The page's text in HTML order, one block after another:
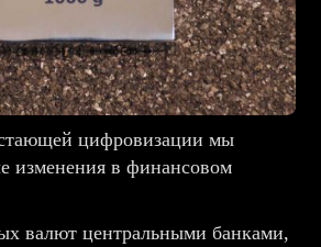
цифровизации мы
изменения в финансовом
валют центральными банками,